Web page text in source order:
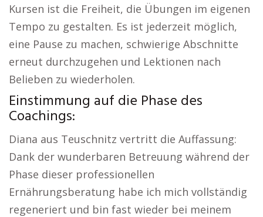
Kursen ist die Freiheit, die Übungen im eigenen
Tempo zu gestalten. Es ist jederzeit möglich,
eine Pause zu machen, schwierige Abschnitte
erneut durchzugehen und Lektionen nach
Belieben zu wiederholen.
Einstimmung auf die Phase des
Coachings:
Diana aus Teuschnitz vertritt die Auffassung:
Dank der wunderbaren Betreuung während der
Phase dieser professionellen
Ernährungsberatung habe ich mich vollständig
regeneriert und bin fast wieder bei meinem